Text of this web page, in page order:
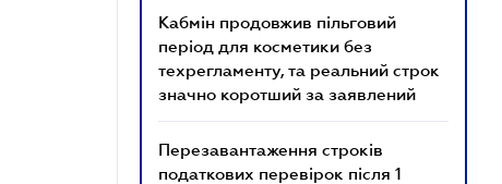
Кабмін продовжив пільговий
період для косметики без
техрегламенту, та реальний строк
значно коротший за заявлений
Перезавантаження строків
податкових перевірок після 1